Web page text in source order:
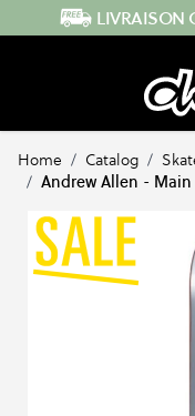
Skip to Content ENVOI
Home / Catalog /
/ Andrew Allen - Main